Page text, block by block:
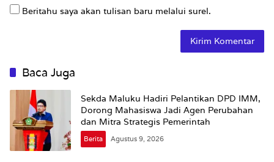
Beritahu saya akan tulisan baru melalui surel.
Baca Juga
Sekda Maluku Hadiri Pelantikan DPD IMM,
Dorong Mahasiswa Jadi Agen Perubahan
dan Mitra Strategis Pemerintah
Berita Agustus 9, 2026